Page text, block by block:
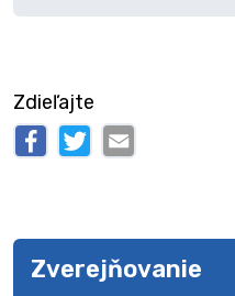
Zdieľajte
Zverejňovanie